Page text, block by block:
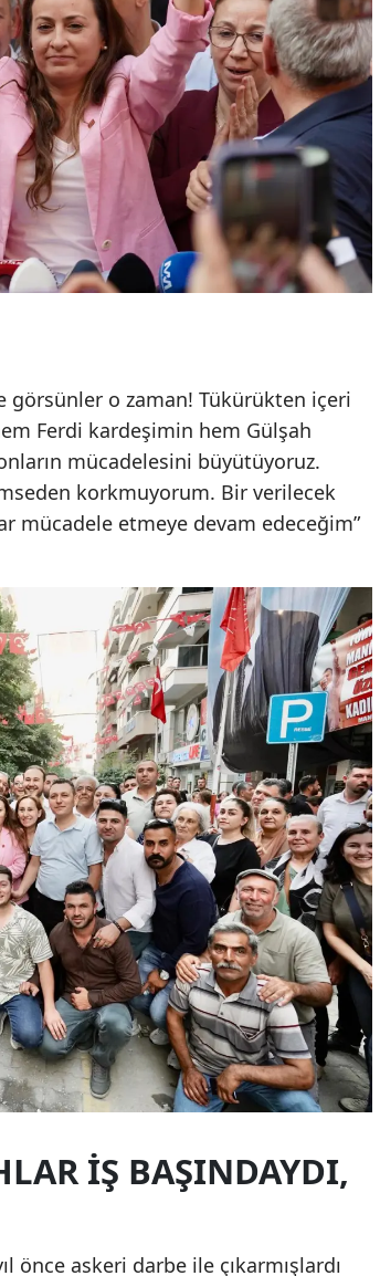
görsünler o zaman! Tükürükten içeri
Ferdi kardeşimin hem Gülşah
mücadelesini büyütüyoruz.
korkmuyorum. Bir verilecek
mücadele etmeye devam edeceğim”
İŞ BAŞINDAYDI,
önce askeri darbe ile çıkarmışlardı